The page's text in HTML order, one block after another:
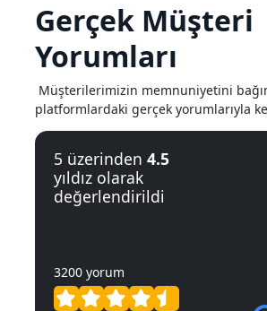
Gerçek Müşteri
Yorumları
Müşterilerimizin memnuniyetini
platformlardaki gerçek yorumlarıyla
5 üzerinden 4.5
yıldız olarak
değerlendirildi
3200 yorum